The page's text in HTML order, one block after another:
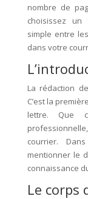
nombre de
choisissez un
simple entre
dans votre
La rédaction
C’est la
lettre. Que
courrier.
mentionner le
connaissance
Le corps